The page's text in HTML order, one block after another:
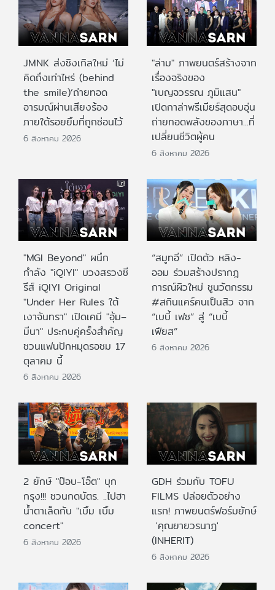
JMNK ส่งซิงเกิลใหม่ ‘ไม่
คิดถึงเท่าไหร่ (behind
the smile)’ถ่ายทอด
อารมณ์ผ่านเสียงร้อง
ภายใต้รอยยิ้มที่ถูกซ่อนไว้
6 สิงหาคม 2026
"ล่าม" ภาพยนตร์สร้างจาก
เรื่องจริงของ
"เบญจวรรณ ภูมิแสน"
เปิดกาล่าพรีเมียร์สุดอบอุ่น
ถ่ายทอดพลังของภาษา...ที่
เปลี่ยนชีวิตผู้คน
6 สิงหาคม 2026
"MGI Beyond" ผนึก
กำลัง "iQIYI" บวงสรวงซี
รีส์ iQIYI Original
"Under Her Rules ใต้
เงาจันทรา" เปิดเคมี "อุ้ม–
มีนา" ประกบคู่ครั้งสำคัญ
ชวนแฟนปักหมุดรอชม 17
ตุลาคม นี้
6 สิงหาคม 2026
“สมูทอี” เปิดตัว หลิง-
ออม ร่วมสร้างปรากฎ
การณ์ผิวใหม่ ชูนวัตกรรม
#สกินแคร์คนเป็นสิว จาก
“เบบี้ เฟซ” สู่ “เบบี้
เฟียส”
6 สิงหาคม 2026
2 ยักษ์ "ป๊อบ-โอ๊ต" บุก
กรุง!!! ชวนกดบัตร. ..ไปฮา
น้ำตาเล็ดกับ "เบิ้ม เบิ้ม
concert"
6 สิงหาคม 2026
GDH ร่วมกับ TOFU
FILMS ปล่อยตัวอย่าง
แรก! ภาพยนตร์ฟอร์มยักษ์
'คุณยายวรนาฏ'
(INHERIT)
6 สิงหาคม 2026